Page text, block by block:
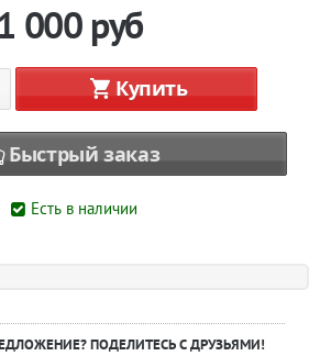
000 руб
Купить
Быстрый заказ
Есть в наличии
ПОДЕЛИТЕСЬ С ДРУЗЬЯМИ!